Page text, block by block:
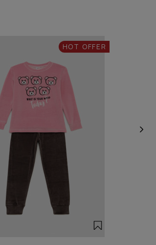
HOT OFFER